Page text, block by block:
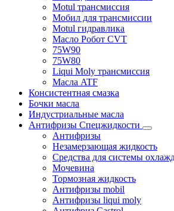
Motul трансмиссия
Мобил для трансмиссии
Motul гидравлика
Масло Робот CVT
75W90
75W80
Liqui Moly трансмиссия
Масла ATF
Консистентная смазка
Бочки масла
Индустриальные масла
Антифризы Спецжидкости
Антифризы
Незамерзающая жидкость
Средства для системы
Мочевина
Тормозная жидкость
Антифризы mobil
Антифризы liqui moly